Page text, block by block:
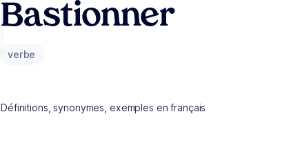
Bastionner
verbe
Définitions, synonymes, exemples en français